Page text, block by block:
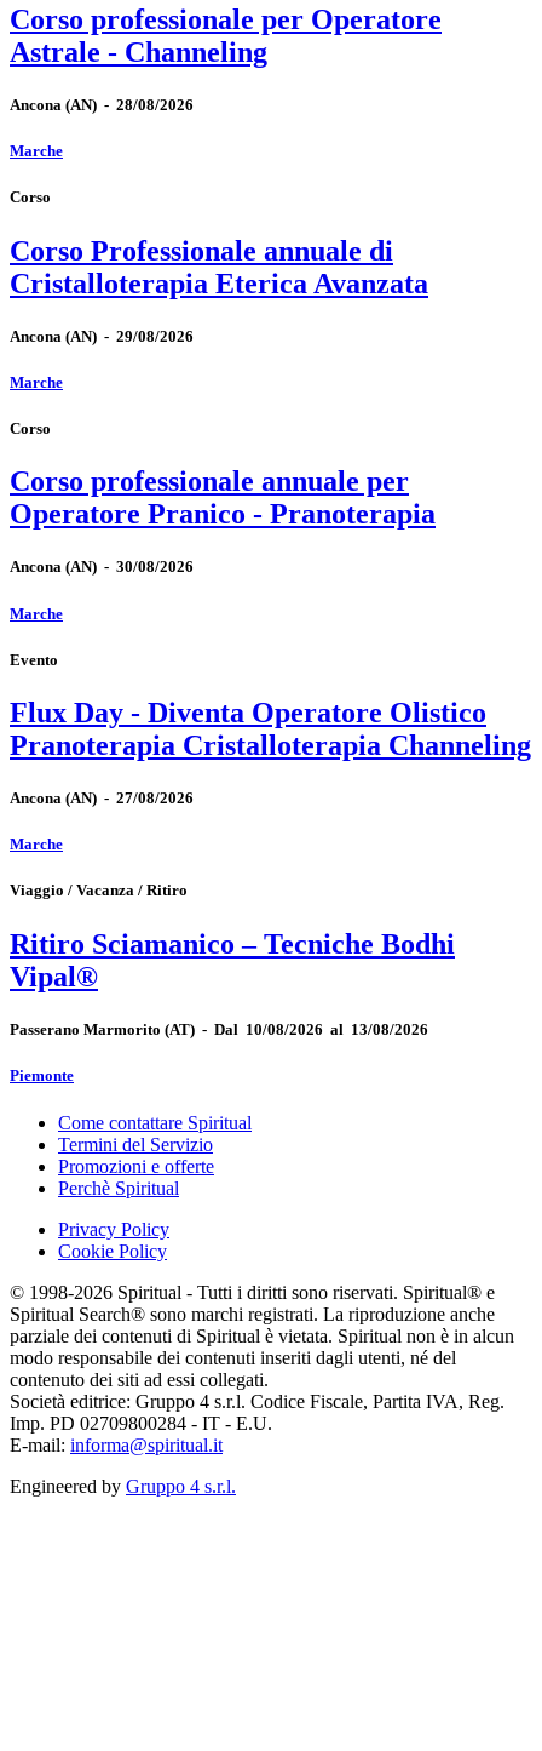
Corso professionale per Operatore
Astrale - Channeling
Ancona (AN) - 28/08/2026
Marche
Corso
Corso Professionale annuale di
Cristalloterapia Eterica Avanzata
Ancona (AN) - 29/08/2026
Marche
Corso
Corso professionale annuale per
Operatore Pranico - Pranoterapia
Ancona (AN) - 30/08/2026
Marche
Evento
Flux Day - Diventa Operatore Olistico
Pranoterapia Cristalloterapia Channeling
Ancona (AN) - 27/08/2026
Marche
Viaggio / Vacanza / Ritiro
Ritiro Sciamanico – Tecniche Bodhi
Vipal®
Passerano Marmorito (AT) - Dal 10/08/2026 al 13/08/2026
Piemonte
Come contattare Spiritual
Termini del Servizio
Promozioni e offerte
Perchè Spiritual
Privacy Policy
Cookie Policy
© 1998-2026 Spiritual - Tutti i diritti sono riservati. Spiritual® e
Spiritual Search® sono marchi registrati. La riproduzione anche
parziale dei contenuti di Spiritual è vietata. Spiritual non è in alcun
modo responsabile dei contenuti inseriti dagli utenti, né del
contenuto dei siti ad essi collegati.
Società editrice: Gruppo 4 s.r.l. Codice Fiscale, Partita IVA, Reg.
Imp. PD 02709800284 - IT - E.U.
E-mail: informa@spiritual.it
Engineered by Gruppo 4 s.r.l.